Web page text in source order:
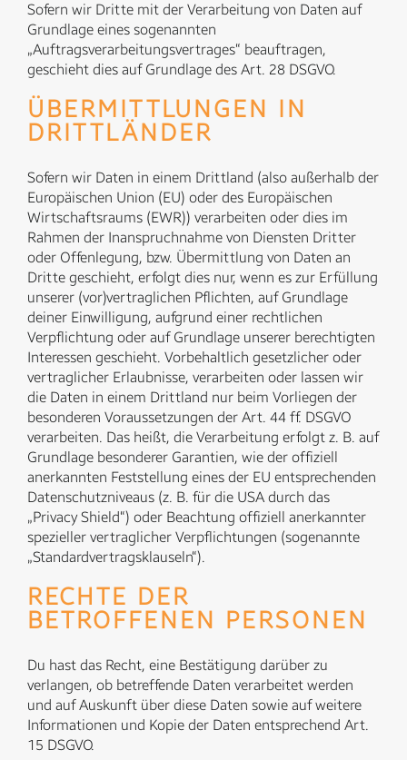
Sofern wir Dritte mit der Verarbeitung von Daten auf
Grundlage eines sogenannten
„Auftragsverarbeitungsvertrages“ beauftragen,
geschieht dies auf Grundlage des Art. 28 DSGVO.
ÜBERMITTLUNGEN IN
DRITTLÄNDER
Sofern wir Daten in einem Drittland (also außerhalb der
Europäischen Union (EU) oder des Europäischen
Wirtschaftsraums (EWR)) verarbeiten oder dies im
Rahmen der Inanspruchnahme von Diensten Dritter
oder Offenlegung, bzw. Übermittlung von Daten an
Dritte geschieht, erfolgt dies nur, wenn es zur Erfüllung
unserer (vor)vertraglichen Pflichten, auf Grundlage
deiner Einwilligung, aufgrund einer rechtlichen
Verpflichtung oder auf Grundlage unserer berechtigten
Interessen geschieht. Vorbehaltlich gesetzlicher oder
vertraglicher Erlaubnisse, verarbeiten oder lassen wir
die Daten in einem Drittland nur beim Vorliegen der
besonderen Voraussetzungen der Art. 44 ff. DSGVO
verarbeiten. Das heißt, die Verarbeitung erfolgt z. B. auf
Grundlage besonderer Garantien, wie der offiziell
anerkannten Feststellung eines der EU entsprechenden
Datenschutzniveaus (z. B. für die USA durch das
„Privacy Shield“) oder Beachtung offiziell anerkannter
spezieller vertraglicher Verpflichtungen (sogenannte
„Standardvertragsklauseln“).
RECHTE DER
BETROFFENEN PERSONEN
Du hast das Recht, eine Bestätigung darüber zu
verlangen, ob betreffende Daten verarbeitet werden
und auf Auskunft über diese Daten sowie auf weitere
Informationen und Kopie der Daten entsprechend Art.
15 DSGVO.